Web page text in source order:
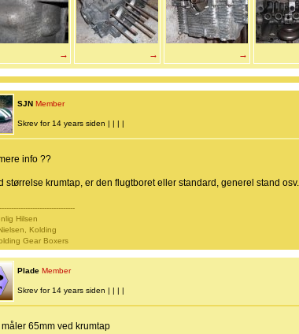
→ → →
SJN Member
Skrev for 14 years siden | | | |
info ??
størrelse krumtap, er den flugtboret eller standard, generel stand
Hilsen
Kolding
Gear Boxers
Plade Member
Skrev for 14 years siden | | | |
65mm ved krumtap